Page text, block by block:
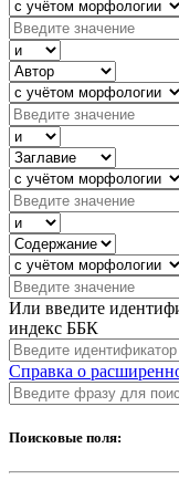
Или введите
индекс ББК
Справка о
Поисковые поля: